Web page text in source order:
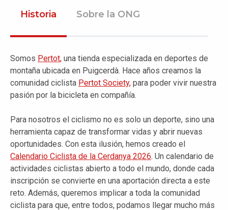
Historia Sobre la ONG
Somos Pertot, una tienda especializada en deportes de
montaña ubicada en Puigcerdà. Hace años creamos la
comunidad ciclista Pertot Society, para poder vivir nuestra
pasión por la bicicleta en compañía.
Para nosotros el ciclismo no es solo un deporte, sino una
herramienta capaz de transformar vidas y abrir nuevas
oportunidades. Con esta ilusión, hemos creado el
Calendario Ciclista de la Cerdanya 2026. Un calendario de
actividades ciclistas abierto a todo el mundo, donde cada
inscripción se convierte en una aportación directa a este
reto. Además, queremos implicar a toda la comunidad
ciclista para que, entre todos, podamos llegar mucho más